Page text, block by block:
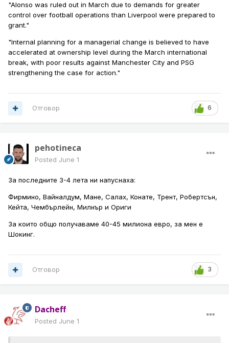
"Alonso was ruled out in March due to demands for greater
control over football operations than Liverpool were prepared to
grant."
"Internal planning for a managerial change is believed to have
accelerated at ownership level during the March international
break, with poor results against Manchester City and PSG
strengthening the case for action."
6
Отговор
pehotineca
Posted June 1
За последните 3-4 лета ни напуснаха:
Фирмино, Вайналдум, Мане, Салах, Конате, Трент, Робертсън,
Кейта, Чембърлейн, Милнър и Ориги
За които общо получаваме 40-45 милиона евро, за мен е
Шокинг.
3
Отговор
Dacheff
Posted June 1